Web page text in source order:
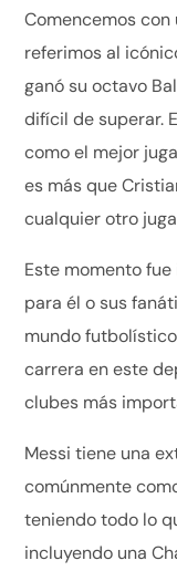
Comencemos
referimos al
ganó su octavo
difícil de superar.
como el mejor
es más que
cualquier otro
Este momento
para él o sus
mundo
carrera en este
clubes más
Messi tiene una
comúnmente
teniendo todo lo
incluyendo una